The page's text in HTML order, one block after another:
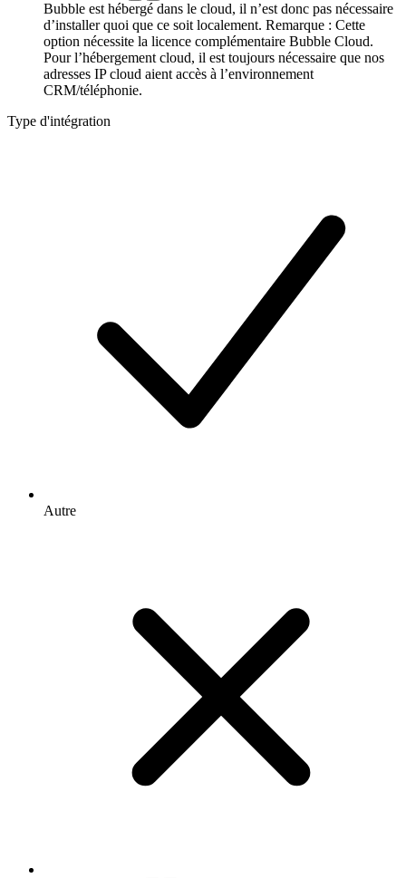
Bubble est hébergé dans le cloud, il n’est donc pas nécessaire
d’installer quoi que ce soit localement. Remarque : Cette
option nécessite la licence complémentaire Bubble Cloud.
Pour l’hébergement cloud, il est toujours nécessaire que nos
adresses IP cloud aient accès à l’environnement
CRM/téléphonie.
Type d'intégration
Autre